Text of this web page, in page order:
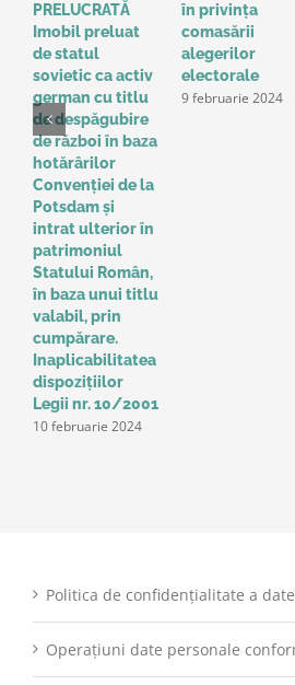
PRELUCRATĂ
Imobil preluat
de statul
sovietic ca activ
german cu titlu
de despăgubire
de război în baza
hotărârilor
Convenţiei de la
Potsdam și
intrat ulterior în
patrimoniul
Statului Român,
în baza unui titlu
valabil, prin
cumpărare.
Inaplicabilitatea
dispozițiilor
Legii nr. 10/2001
10 februarie 2024
în privinţa
comasării
alegerilor
electorale
9 februarie 2024
Politica de confidențialitate a
Operațiuni date personale